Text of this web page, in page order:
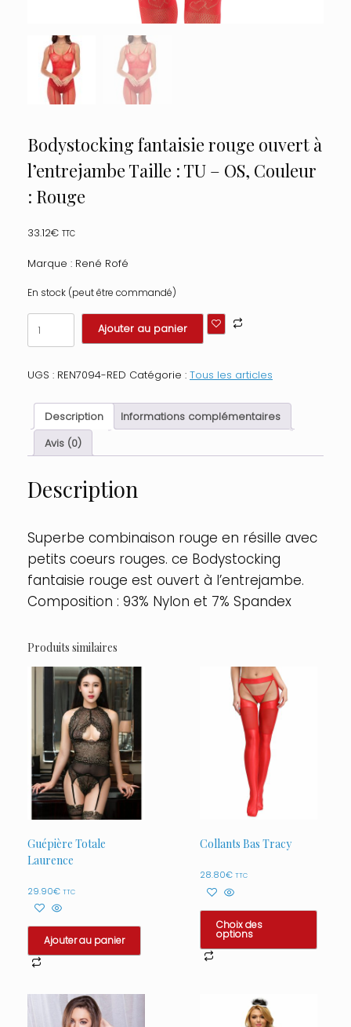
Bodystocking fantaisie rouge ouvert à
l’entrejambe Taille : TU – OS, Couleur
: Rouge
33.12€ TTC
Marque : René Rofé
En stock (peut être commandé)
quantité
de
Bodystocking
rouge
l'entrejambe
Taille
:
-
OS,
Rouge
Ajouter au panier
UGS : REN7094-RED Catégorie : Tous les articles
Description
Informations complémentaires
Avis (0)
Description
Superbe combinaison rouge en résille avec
petits coeurs rouges. ce Bodystocking
fantaisie rouge est ouvert à l’entrejambe.
Composition : 93% Nylon et 7% Spandex
Produits similaires
Guépière Totale
Laurence
29.90€ TTC
Ajouter au panier
Collants Bas Tracy
28.80€ TTC
Choix des
options
plusieurs
variations.